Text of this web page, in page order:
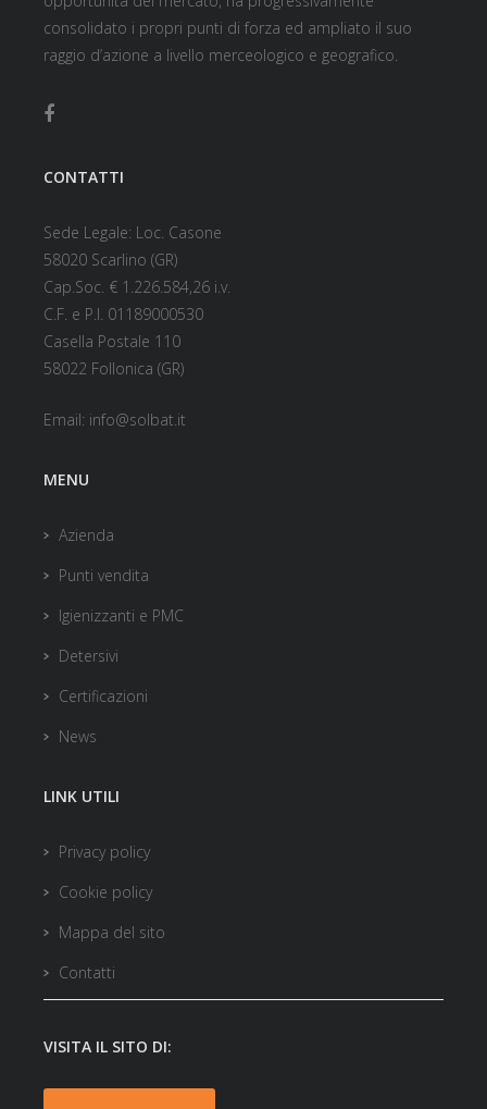
consolidato i propri punti di forza ed ampliato il suo
raggio d’azione a livello merceologico e geografico.
CONTATTI
Sede Legale: Loc. Casone
58020 Scarlino (GR)
Cap.Soc. € 1.226.584,26 i.v.
C.F. e P.I. 01189000530
Casella Postale 110
58022 Follonica (GR)
Email: info@solbat.it
MENU
Azienda
Punti vendita
Igienizzanti e PMC
Detersivi
Certificazioni
News
LINK UTILI
Privacy policy
Cookie policy
Mappa del sito
Contatti
VISITA IL SITO DI: